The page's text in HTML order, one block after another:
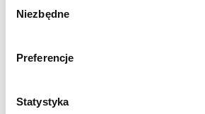
zgody
Niezbędne
Preferencje
Statystyka
Dofinansowania
Dofinansowania